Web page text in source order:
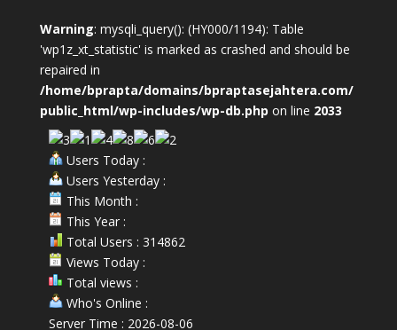
Warning: mysqli_query(): (HY000/1194): Table
'wp1z_xt_statistic' is marked as crashed and should be
repaired in
/home/bprapta/domains/bpraptasejahtera.com/
public_html/wp-includes/wp-db.php on line 2033
Users Today :
Users Yesterday :
This Month :
This Year :
Total Users : 314862
Views Today :
Total views :
Who's Online :
Server Time : 2026-08-06